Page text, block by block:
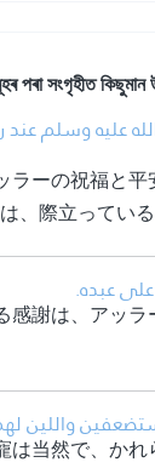
পৰা সংগৃহীত
عليه وسلم عند
ラーの祝福と
、際立っている
عبده.
感謝は、アッ
واللين
は当然で、か